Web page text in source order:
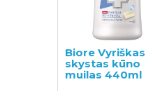
Biore Vyriškas
skystas kūno
muilas 440ml